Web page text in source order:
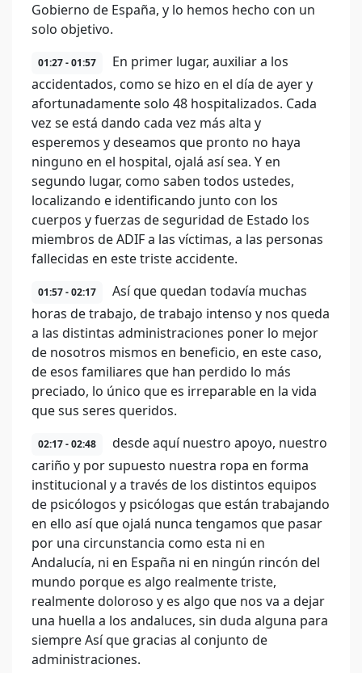
Gobierno de España, y lo hemos hecho con un
solo objetivo.
01:27 - 01:57
En primer lugar, auxiliar a los
accidentados, como se hizo en el día de ayer y
afortunadamente solo 48 hospitalizados. Cada
vez se está dando cada vez más alta y
esperemos y deseamos que pronto no haya
ninguno en el hospital, ojalá así sea. Y en
segundo lugar, como saben todos ustedes,
localizando e identificando junto con los
cuerpos y fuerzas de seguridad de Estado los
miembros de ADIF a las víctimas, a las personas
fallecidas en este triste accidente.
01:57 - 02:17
Así que quedan todavía muchas
horas de trabajo, de trabajo intenso y nos queda
a las distintas administraciones poner lo mejor
de nosotros mismos en beneficio, en este caso,
de esos familiares que han perdido lo más
preciado, lo único que es irreparable en la vida
que sus seres queridos.
02:17 - 02:48
desde aquí nuestro apoyo, nuestro
cariño y por supuesto nuestra ropa en forma
institucional y a través de los distintos equipos
de psicólogos y psicólogas que están trabajando
en ello así que ojalá nunca tengamos que pasar
por una circunstancia como esta ni en
Andalucía, ni en España ni en ningún rincón del
mundo porque es algo realmente triste,
realmente doloroso y es algo que nos va a dejar
una huella a los andaluces, sin duda alguna para
siempre Así que gracias al conjunto de
administraciones.